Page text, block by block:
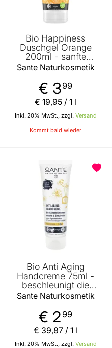
Bio Happiness
Duschgel Orange
200ml - sanfte
Reinigung der Haut -
schützt vor
Austrocknung - vegan
- sonnig-fruchtiger
Duft von Sante
Naturkosmetik
Sante Naturkosmetik
€ 399
Inkl. 20% MwSt., zzgl. Versand
€ 19,95 / 1 l
Kommt bald wieder
Bio Anti Aging
Handcreme 75ml -
beschleunigt die
Zellerneuerung -
verringert die
Faltentiefe -
nachhaltige Pflege der
Haut von Sante
Naturkosmetik
Sante Naturkosmetik
€ 2 99
Inkl. 20% MwSt., zzgl. Versand
€ 39,87 / 1 l